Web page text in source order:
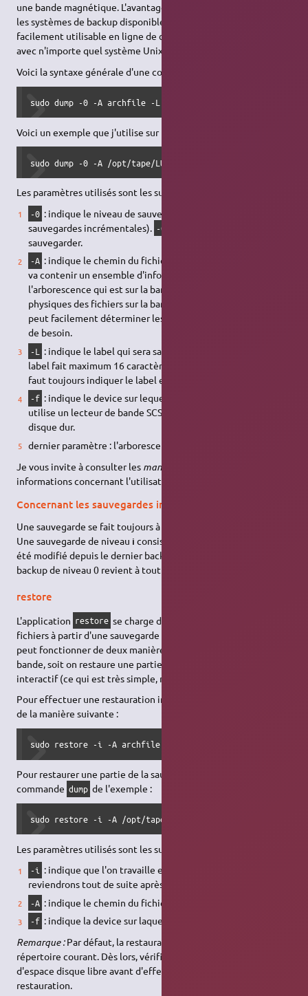
une bande magnétique. L'avantage de
les systèmes de backup disponibles sur le marché est qu'il est
facilement utilisable en ligne de commande et compatibles
avec n'importe quel système Unix/Linux.
Voici la syntaxe générale d'une commande
sudo dump -0 -A archfile -L label -f device filestosave
Voici un exemple que j'utilise sur mon système :
sudo dump -0 -A /opt/tape/LU-MIDI.arch -L "LU-MIDI" -f /
Les paramètres utilisés sont les suivants :
-0 : indique le niveau de sauvegarde (utilisé pour les
sauvegardes incrémentales). -0
sauvegarder.
-A : indique le chemin du fichier archive à utiliser. Ce fichier
va contenir un ensemble d'informations comme
l'arborescence qui est sur la bande ainsi que les positions
physiques des fichiers sur la bande. A l'aide de ce fichier, on
peut facilement déterminer les éléments à restaurer en cas
de besoin.
-L
: indique le label qui sera sauvegardé sur la bande. Un
label fait maximum 16 caractères suivi d'un
faut toujours indiquer le label entre guillemets (
-f : indique le device sur lequel on écrit. Notez qu'ici on
utilise un lecteur de bande SCSI mais on peut utiliser un
disque dur.
dernier paramètre : l'arborescence à sauvegarder.
Je vous invite à consulter les manpages
informations concernant l'utilisation de
Concernant les sauvegardes incrémentales…
Une sauvegarde se fait toujours à un certain
Une sauvegarde de niveau i consistera à sauver tout ce qui a
été modifié depuis le dernier backup à un niveau inférieur. Un
backup de niveau 0 revient à tout sauvegarder.
restore
L'application restore se charge de restaurer un ensemble de
fichiers à partir d'une sauvegarde effectuée par
peut fonctionner de deux manières : soit on restaure toute la
bande, soit on restaure une partie déterminée en mode
interactif (ce qui est très simple, même via une console SSH).
Pour effectuer une restauration interactive, on utilise
de la manière suivante :
sudo restore -i -A archfile -f device
Pour restaurer une partie de la sauvegarde effectuée avec la
commande dump de l'exemple :
sudo restore -i -A /opt/tape/LU-MIDI.arch -f /dev/st0
Les paramètres utilisés sont les suivants :
-i : indique que l'on travaille en mode interactif; nous y
reviendrons tout de suite après.
-A : indique le chemin du fichier archive à utiliser.
-f : indique la device sur laquelle se trouve la sauvegarde.
Remarque :Par défaut, la restauration se passe toujours dans le
répertoire courant. Dès lors, vérifiez que vous avez assez
d'espace disque libre avant d'effectuer une grosse
restauration.